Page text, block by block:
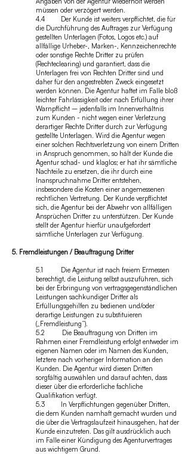
müssen oder verzögert werden.
4.4 Der Kunde ist weiters verpflichtet, die für
die Durchführung des Auftrages zur Verfügung
gestellten Unterlagen (Fotos, Logos etc.) auf
allfällige Urheber-, Marken-, Kennzeichenrechte
oder sonstige Rechte Dritter zu prüfen
(Rechteclearing) und garantiert, dass die
Unterlagen frei von Rechten Dritter sind und
daher für den angestrebten Zweck eingesetzt
werden können. Die Agentur haftet im Falle bloß
leichter Fahrlässigkeit oder nach Erfüllung ihrer
Warnpflicht – jedenfalls im Innenverhältnis
zum Kunden - nicht wegen einer Verletzung
derartiger Rechte Dritter durch zur Verfügung
gestellte Unterlagen. Wird die Agentur wegen
einer solchen Rechtsverletzung von einem Dritten
in Anspruch genommen, so hält der Kunde die
Agentur schad- und klaglos; er hat ihr sämtliche
Nachteile zu ersetzen, die ihr durch eine
Inanspruchnahme Dritter entstehen,
insbesondere die Kosten einer angemessenen
rechtlichen Vertretung. Der Kunde verpflichtet
sich, die Agentur bei der Abwehr von allfälligen
Ansprüchen Dritter zu unterstützen. Der Kunde
stellt der Agentur hierfür unaufgefordert
sämtliche Unterlagen zur Verfügung.
5. Fremdleistungen / Beauftragung Dritter
5.1 Die Agentur ist nach freiem Ermessen
berechtigt, die Leistung selbst auszuführen, sich
bei der Erbringung von vertragsgegenständlichen
Leistungen sachkundiger Dritter als
Erfüllungsgehilfen zu bedienen und/oder
derartige Leistungen zu substituieren
(„Fremdleistung“).
5.2 Die Beauftragung von Dritten im
Rahmen einer Fremdleistung erfolgt entweder im
eigenen Namen oder im Namen des Kunden,
letztere nach vorheriger Information an den
Kunden. Die Agentur wird diesen Dritten
sorgfältig auswählen und darauf achten, dass
dieser über die erforderliche fachliche
Qualifikation verfügt.
5.3 In Verpflichtungen gegenüber Dritten,
die dem Kunden namhaft gemacht wurden und
die über die Vertragslaufzeit hinausgehen, hat der
Kunde einzutreten. Das gilt ausdrücklich auch
im Falle einer Kündigung des Agenturvertrages
aus wichtigem Grund.